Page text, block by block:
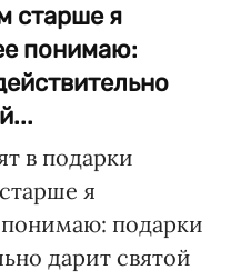
старше я
понимаю:
в подарки
я
подарки
дарит святой